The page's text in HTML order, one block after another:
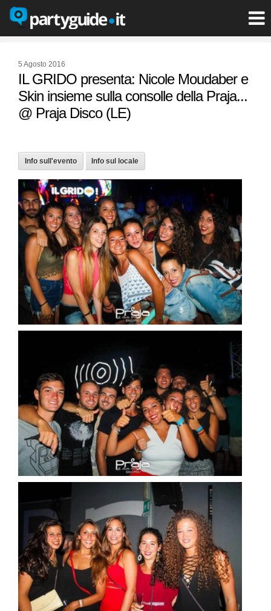
5 Agosto 2016
IL GRIDO presenta: Nicole Moudaber e
Skin insieme sulla consolle della Praja...
@ Praja Disco (LE)
Info sull'evento Info sul locale